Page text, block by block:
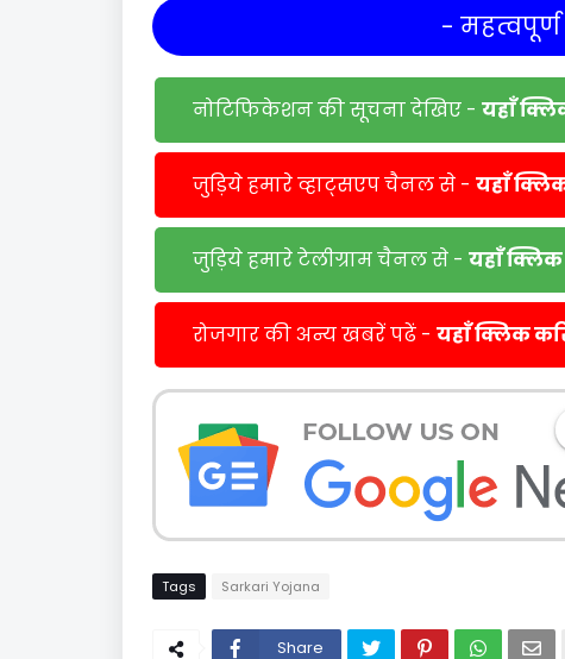
-
नोटिफिकेशन की सूचना देखिए - यहाँ
जुड़िये हमारे व्हाट्सएप चैनल से - यहाँ
जुड़िये हमारे टेलीग्राम चैनल से - यहाँ
रोजगार की अन्य खबरें पढें - यहाँ क्लिक
Tags Sarkari Yojana
Share